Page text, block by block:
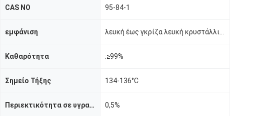
CAS NO 95-84-1
εμφάνιση
Καθαρότητα :≥99%
Σημείο Τήξης 134-136°C
Περιεκτικότητα σε υγρασία 0,5%